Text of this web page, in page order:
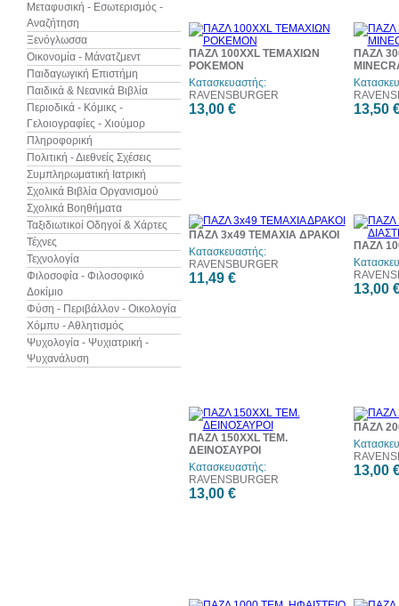
Μεταφυσική - Εσωτερισμός -
Αναζήτηση
Ξενόγλωσσα
Οικονομία - Μάνατζμεντ
Παιδαγωγική Επιστήμη
Παιδικά & Νεανικά Βιβλία
Περιοδικά - Κόμικς -
Γελοιογραφίες - Χιούμορ
Πληροφορική
Πολιτική - Διεθνείς Σχέσεις
Συμπληρωματική Ιατρική
Σχολικά Βιβλία Οργανισμού
Σχολικά Βοηθήματα
Ταξιδιωτικοί Οδηγοί & Χάρτες
Τέχνες
Τεχνολογία
Φιλοσοφία - Φιλοσοφικό
Δοκίμιο
Φύση - Περιβάλλον - Οικολογία
Χόμπυ - Αθλητισμός
Ψυχολογία - Ψυχιατρική -
Ψυχανάλυση
ΠΑΖΛ 100XXL ΤΕΜΑΧΙΩΝ
POKEMON
Κατασκευαστής:
RAVENSBURGER
13,00 €
ΠΑΖΛ
13,50
ΠΑΖΛ 3x49 ΤΕΜΑΧΙΑ ΔΡΑΚΟΙ
Κατασκευαστής:
RAVENSBURGER
11,49 €
ΠΑΖΛ
13,00
ΠΑΖΛ 150XXL ΤΕΜ.
ΔΕΙΝΟΣΑΥΡΟΙ
Κατασκευαστής:
RAVENSBURGER
13,00 €
ΠΑΖΛ
13,00